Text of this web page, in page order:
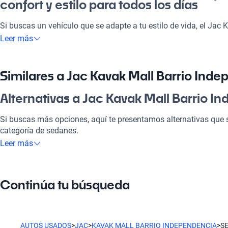
confort y estilo para todos los días
Si buscas un vehículo que se adapte a tu estilo de vida, el Jac
Sedan es la opción perfecta. Este sedán combina eficiencia y
modelo, no sólo te llevas un auto, sino también una solución
movimientos.
¿Por qué elegir Jac Kavak Mall Barrio
Sedan?
Tecnología al servicio de tu comodidad
Modelos Más Demandados
Leer más
Similares a Jac Kavak Mall Barrio
Alternativas a Jac Kavak Mall Barrio
Si buscas más opciones, aquí te presentamos alternativas que
categoría de sedanes.
Jac Kavak Mall Barrio Independencia Hatchback
Leer más
Continúa tu búsqueda
AUTOS USADOS>JAC>KAVAK MALL BARRIO INDEPENDENCIA>